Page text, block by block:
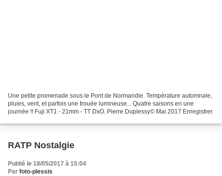
Une petite promenade sous le Pont de Normandie. Température automnale,
pluies, vent, et parfois une trouée lumineuse... Quatre saisons en une
journée !! Fuji XT1 - 21mm - TT DxO. Pierre Duplessy© Mai 2017 Enregistrer
RATP Nostalgie
Publié le 18/05/2017 à 15:04
Par foto-plessis